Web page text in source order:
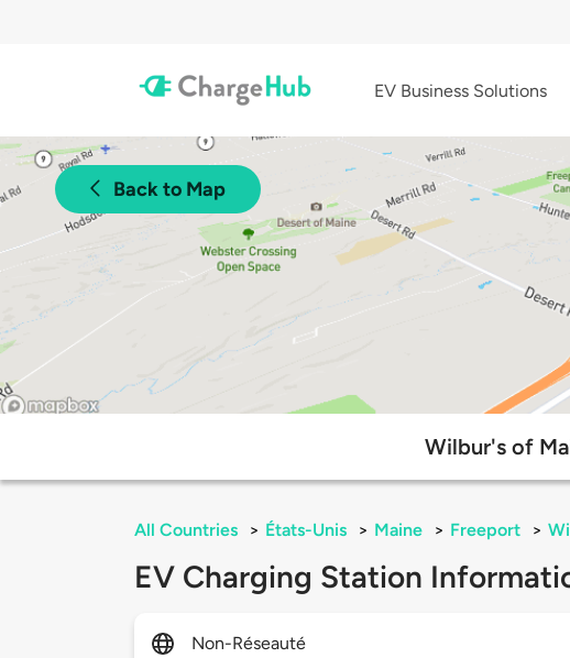
EV Business Solutions
Back to Map
Wilbur's of
All Countries > États-Unis > Maine > Freeport >
EV Charging Station
Non-Réseauté